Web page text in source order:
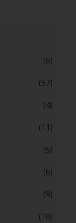
(6)
(57)
(4)
(11)
(5)
(6)
(9)
(10)